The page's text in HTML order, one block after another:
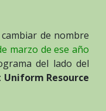
de nombre
marzo de ese año
del lado del
Uniform Resource